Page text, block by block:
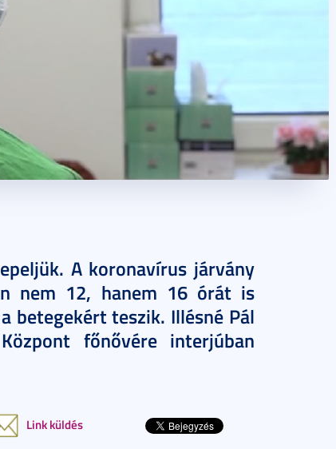
A koronavírus járvány
nem 12, hanem 16 órát is
betegekért teszik. Illésné Pál
főnővére interjúban
Link küldés